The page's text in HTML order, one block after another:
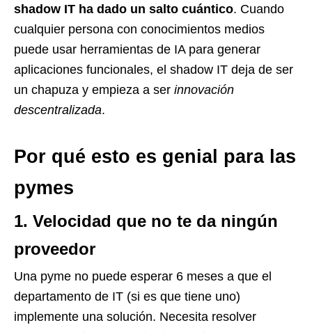
shadow IT ha dado un salto cuántico. Cuando
cualquier persona con conocimientos medios
puede usar herramientas de IA para generar
aplicaciones funcionales, el shadow IT deja de ser
un chapuza y empieza a ser innovación
descentralizada.
Por qué esto es genial para las
pymes
1. Velocidad que no te da ningún
proveedor
Una pyme no puede esperar 6 meses a que el
departamento de IT (si es que tiene uno)
implemente una solución. Necesita resolver